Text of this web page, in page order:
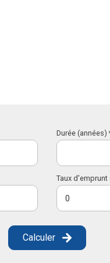
Durée (années)
Taux d'emprunt
Calculer